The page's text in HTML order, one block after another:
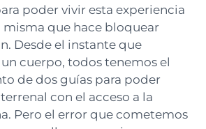
poder vivir esta experiencia
misma que hace bloquear
Desde el instante que
cuerpo, todos tenemos el
de dos guías para poder
con el acceso a la
Pero el error que cometemos